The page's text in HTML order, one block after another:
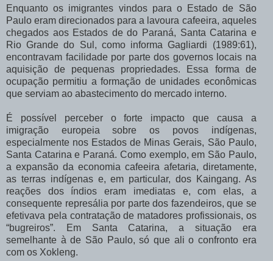
Enquanto os imigrantes vindos para o Estado de São
Paulo eram direcionados para a lavoura cafeeira, aqueles
chegados aos Estados de do Paraná, Santa Catarina e
Rio Grande do Sul, como informa Gagliardi (1989:61),
encontravam facilidade por parte dos governos locais na
aquisição de pequenas propriedades. Essa forma de
ocupação permitiu a formação de unidades econômicas
que serviam ao abastecimento do mercado interno.
É possível perceber o forte impacto que causa a
imigração europeia sobre os povos indígenas,
especialmente nos Estados de Minas Gerais, São Paulo,
Santa Catarina e Paraná. Como exemplo, em São Paulo,
a expansão da economia cafeeira afetaria, diretamente,
as terras indígenas e, em particular, dos Kaingang. As
reações dos índios eram imediatas e, com elas, a
consequente represália por parte dos fazendeiros, que se
efetivava pela contratação de matadores profissionais, os
“bugreiros”. Em Santa Catarina, a situação era
semelhante à de São Paulo, só que ali o confronto era
com os Xokleng.